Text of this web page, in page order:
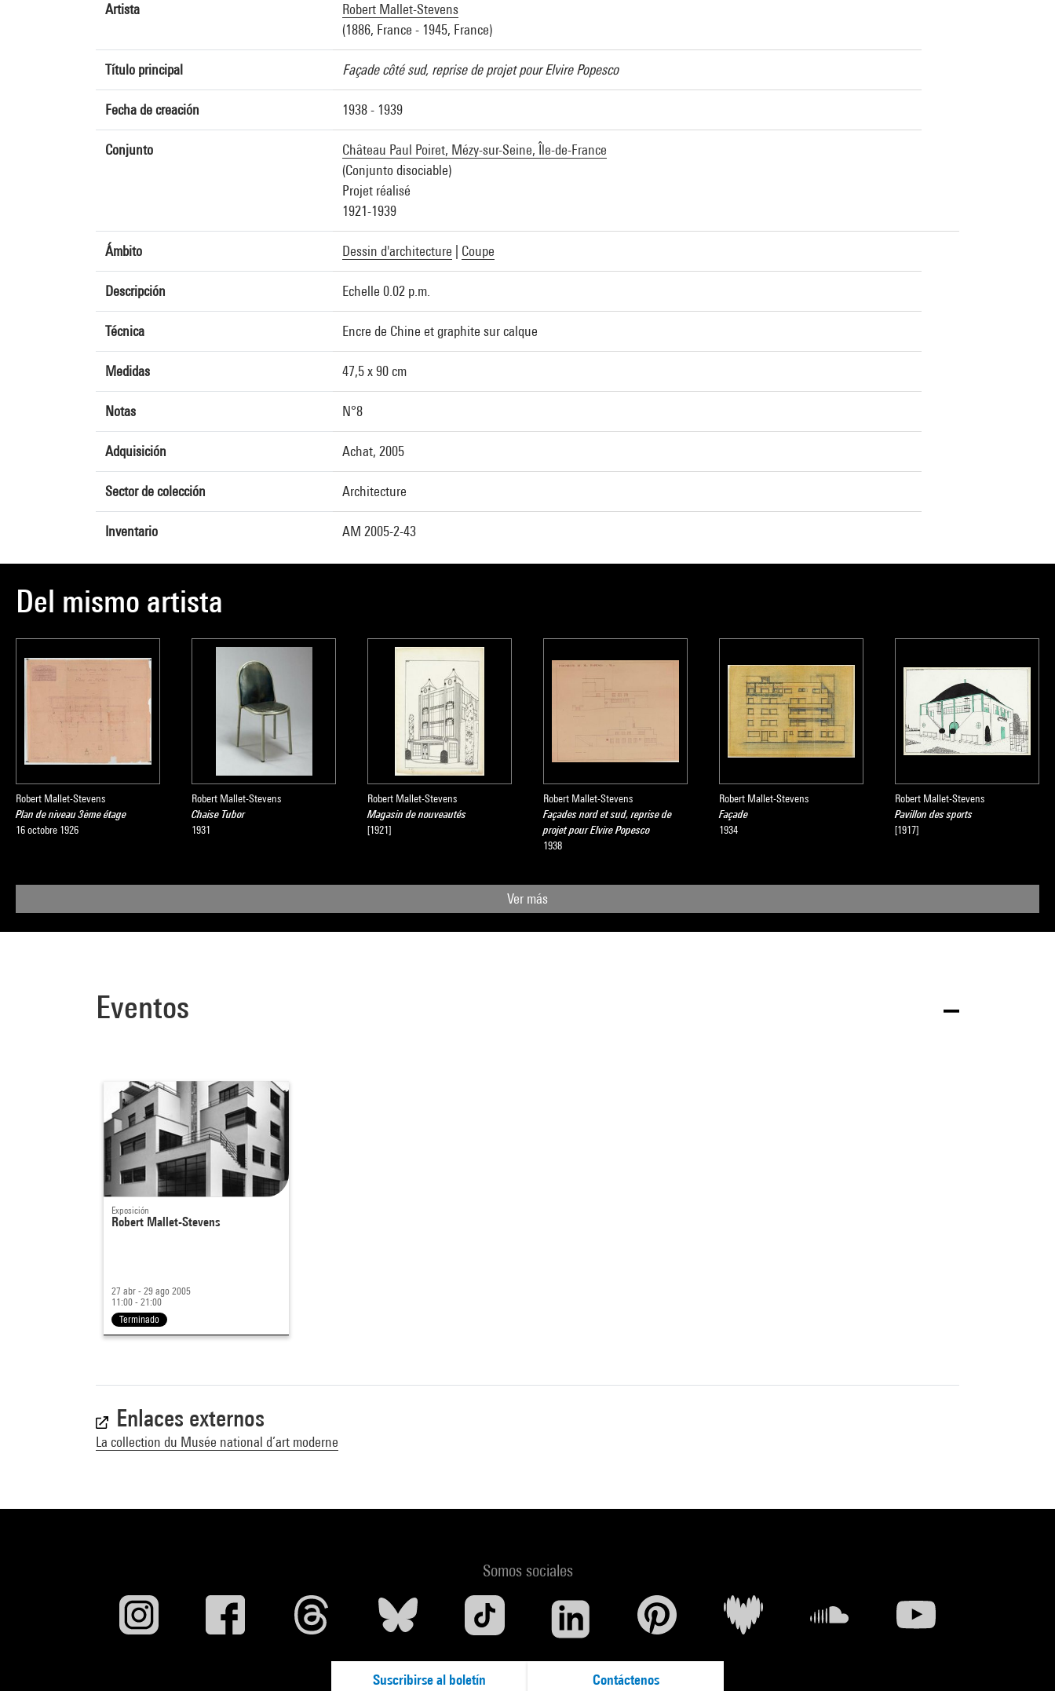
Artista
Robert Mallet-Stevens
(1886, France - 1945, France)
Título principal Façade côté sud, reprise de projet pour Elvire Popesco
Fecha de creación 1938 - 1939
Conjunto
Château Paul Poiret, Mézy-sur-Seine, Île-de-France
(Conjunto disociable)
Projet réalisé
1921-1939
Ámbito Dessin d'architecture Coupe
Descripción Echelle 0.02 p.m.
Técnica Encre de Chine et graphite sur calque
Medidas 47,5 x 90 cm
Notas N°8
Adquisición Achat, 2005
Sector de colección Architecture
Inventario AM 2005-2-43
Del mismo artista
Robert Mallet-Stevens
Plan de niveau 3ème étage
16 octobre 1926
Robert Mallet-Stevens
Chaise Tubor
1931
Robert Mallet-Stevens
Magasin de nouveautés
[1921]
Robert Mallet-Stevens
Façades nord et sud, reprise de
projet pour Elvire Popesco
1938
Robert Mallet-Stevens
Façade
1934
Robert Mallet-Stevens
Pavillon des sports
[1917]
Ver más
Eventos
Exposición
Robert Mallet-Stevens
27 abr - 29 ago 2005
11:00 - 21:00
Terminado
Enlaces externos
La collection du Musée national d’art moderne
Somos sociales
Suscribirse al boletín Contáctenos